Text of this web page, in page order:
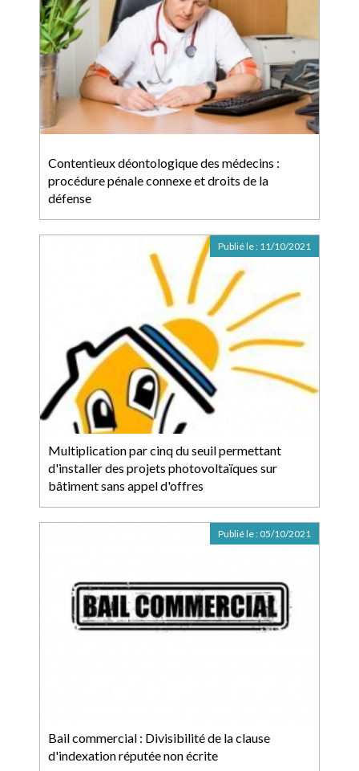
Contentieux déontologique des médecins :
procédure pénale connexe et droits de la
défense
Multiplication par cinq du seuil permettant
d'installer des projets photovoltaïques sur
bâtiment sans appel d'offres
Publié le : 11/10/2021
Bail commercial : Divisibilité de la clause
d'indexation réputée non écrite
Publié le : 05/10/2021